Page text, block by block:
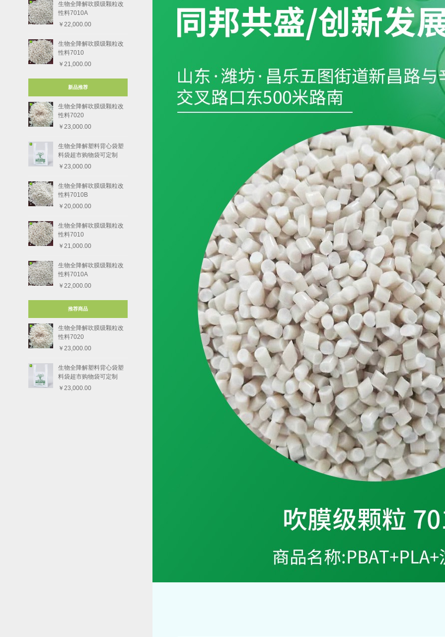
生物全降解吹膜级颗粒改
性料7010A
￥22,000.00
生物全降解吹膜级颗粒改
性料7010
￥21,000.00
新品推荐
生物全降解吹膜级颗粒改
性料7020
￥23,000.00
生物全降解塑料背心袋塑
料袋超市购物袋可定制
￥23,000.00
生物全降解吹膜级颗粒改
性料7010B
￥20,000.00
生物全降解吹膜级颗粒改
性料7010
￥21,000.00
生物全降解吹膜级颗粒改
性料7010A
￥22,000.00
推荐商品
生物全降解吹膜级颗粒改
性料7020
￥23,000.00
生物全降解塑料背心袋塑
料袋超市购物袋可定制
￥23,000.00